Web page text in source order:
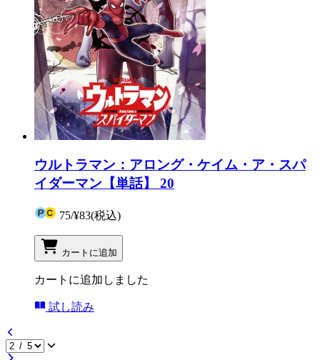
ウルトラマン：アロング・ケイム・ア・スパ
イダーマン【単話】 20
75/¥83(税込)
カートに追加
カートに追加しました
試し読み